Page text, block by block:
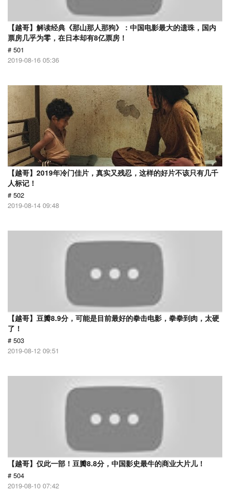
【越哥】解读经典《那山那人那狗》：中国电影最大的遗珠，国内
票房几乎为零，在日本却有8亿票房！
# 501
2019-08-16 05:36
【越哥】2019年冷门佳片，真实又残忍，这样的好片不该只有几千
人标记！
# 502
2019-08-14 09:48
【越哥】豆瓣8.9分，可能是目前最好的拳击电影，拳拳到肉，太硬
了！
# 503
2019-08-12 09:51
【越哥】仅此一部！豆瓣8.8分，中国影史最牛的商业大片儿！
# 504
2019-08-10 07:42